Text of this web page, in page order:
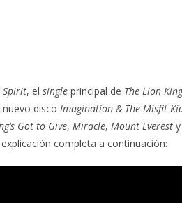
Spirit, el single principal de The Lion
disco Imagination & The Misfit
Got to Give, Miracle, Mount Everest
completa a continuación: